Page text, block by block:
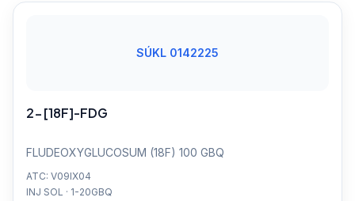
SÚKL 0142225
2-[18F]-FDG
FLUDEOXYGLUCOSUM (18F) 100 GBQ
ATC: V09IX04
INJ SOL · 1-20GBQ